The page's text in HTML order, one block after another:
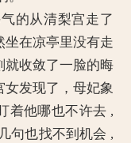
从清梨宫走了
坐在凉亭里没有走
就收敛了一脸的晦
女发现了，母妃象
着他哪也不许去 ,
句也找不到机会 ,